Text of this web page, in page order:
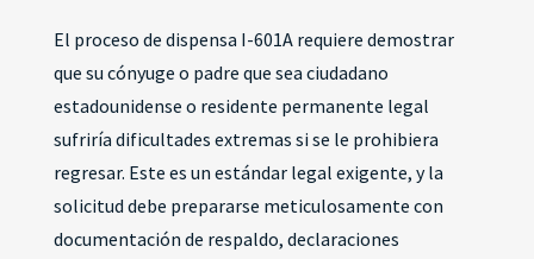
El proceso de dispensa I-601A requiere demostrar
que su cónyuge o padre que sea ciudadano
estadounidense o residente permanente legal
sufriría dificultades extremas si se le prohibiera
regresar. Este es un estándar legal exigente, y la
solicitud debe prepararse meticulosamente con
documentación de respaldo, declaraciones